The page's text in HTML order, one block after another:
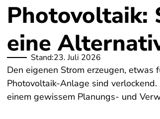
Photovoltaik:
eine
Stand:23. Juli 2026
Den eigenen Strom erzeugen,
Photovoltaik-Anlage sind
einem gewissem Planungs- und